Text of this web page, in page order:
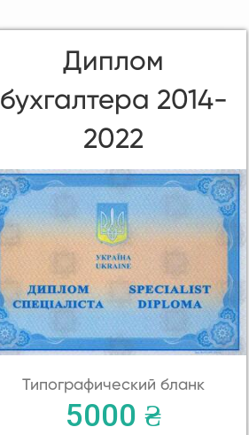
Диплом
бухгалтера 2014-
2022
Типографический бланк
5000 ₴